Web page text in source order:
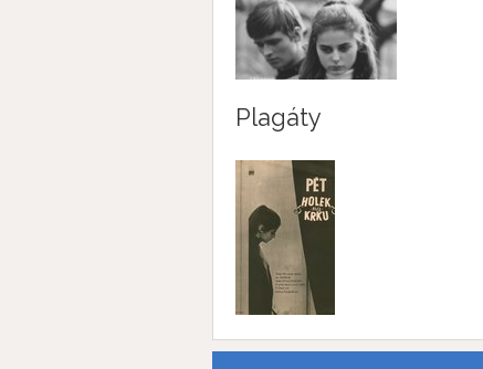
Plagáty